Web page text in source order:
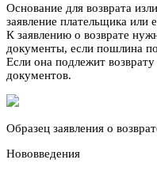
Основание для возврата
заявление плательщика или
К заявлению о возврате
документы, если пошлина
Если она подлежит
документов.
Образец заявления о
Нововведения